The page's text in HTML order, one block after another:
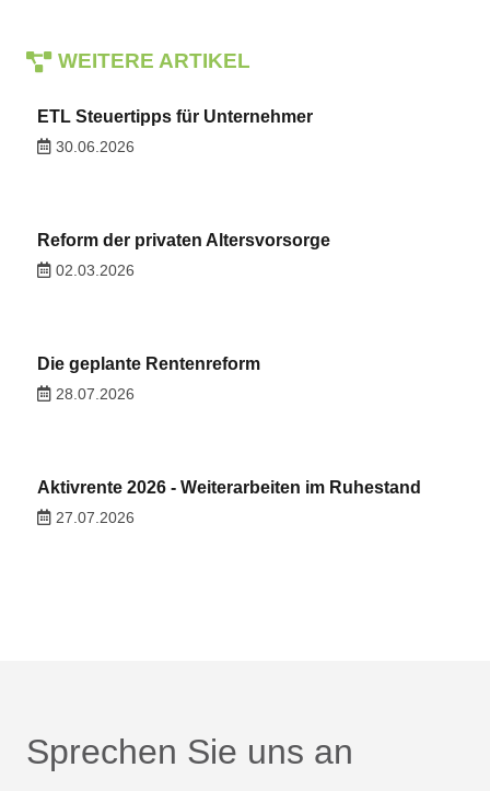
WEITERE ARTIKEL
ETL Steuertipps für Unternehmer
30.06.2026
Reform der privaten Altersvorsorge
02.03.2026
Die geplante Rentenreform
28.07.2026
Aktivrente 2026 - Weiterarbeiten im Ruhestand
27.07.2026
Sprechen Sie uns an